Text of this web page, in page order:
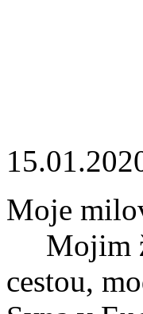
Moje
Mojim
cestou,